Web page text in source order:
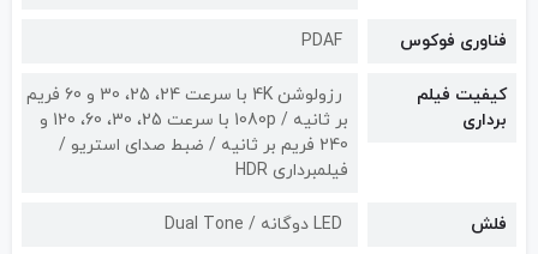
فناوری فوکوس PDAF
کیفیت فیلم
برداری
رزولوشن 4K با سرعت 24، 25، 30 و 60 فریم
بر ثانیه / 1080p با سرعت 25، 30، 60، 120 و
240 فریم بر ثانیه / ضبط صدای استریو /
فیلمبرداری HDR
فلش LED دوگانه / Dual Tone